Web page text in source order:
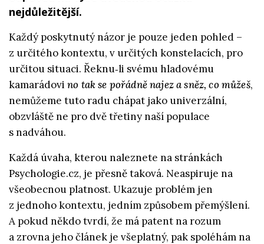
nejdůležitější.
Každý poskytnutý názor je pouze jeden pohled –
z určitého kontextu, v určitých konstelacích, pro
určitou situaci. Řeknu‑li svému hladovému
kamarádovi no tak se pořádně najez a sněz, co můžeš,
nemůžeme tuto radu chápat jako univerzální,
obzvláště ne pro dvě třetiny naší populace
s nadváhou.
Každá úvaha, kterou naleznete na stránkách
Psychologie.cz, je přesně taková. Neaspiruje na
všeobecnou platnost. Ukazuje problém jen
z jednoho kontextu, jedním způsobem přemýšlení.
A pokud někdo tvrdí, že má patent na rozum
a zrovna jeho článek je všeplatný, pak spoléhám na